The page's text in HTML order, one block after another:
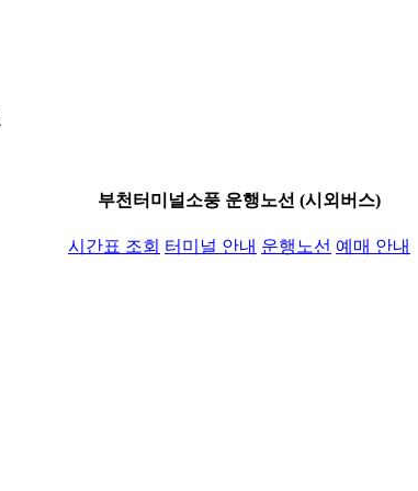
부천터미널소풍 운행노선 (시외버스)
시간표 조회 터미널 안내 운행노선 예매 안내